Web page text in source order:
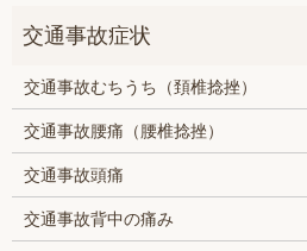
交通事故むちうち（頚椎捻挫）
交通事故腰痛（腰椎捻挫）
交通事故頭痛
交通事故背中の痛み